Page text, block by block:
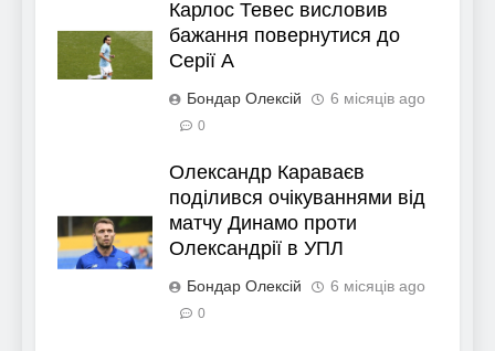
Карлос Тевес висловив
бажання повернутися до
Серії А
Бондар Олексій 6 місяців ago
0
Олександр Караваєв
поділився очікуваннями від
матчу Динамо проти
Олександрії в УПЛ
Бондар Олексій 6 місяців ago
0